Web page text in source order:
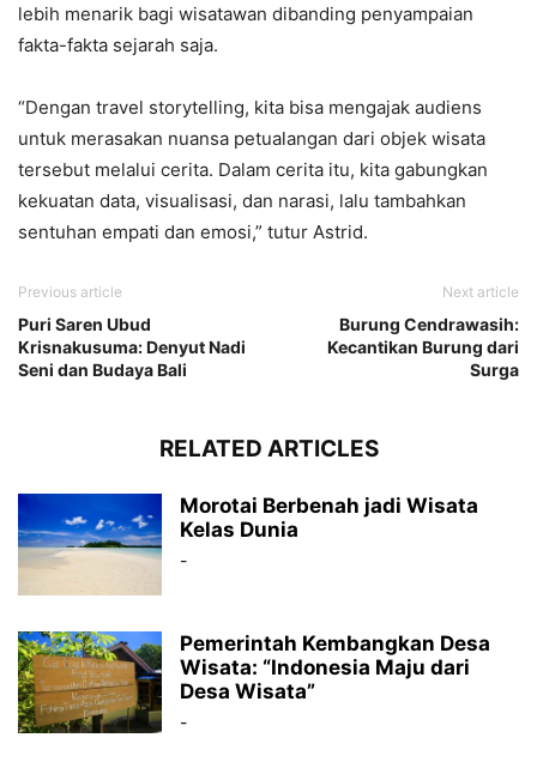
lebih menarik bagi wisatawan dibanding penyampaian
fakta-fakta sejarah saja.
“Dengan travel storytelling, kita bisa mengajak audiens
untuk merasakan nuansa petualangan dari objek wisata
tersebut melalui cerita. Dalam cerita itu, kita gabungkan
kekuatan data, visualisasi, dan narasi, lalu tambahkan
sentuhan empati dan emosi,” tutur Astrid.
Previous article
Puri Saren Ubud
Krisnakusuma: Denyut Nadi
Seni dan Budaya Bali
Next article
Burung Cendrawasih:
Kecantikan Burung dari
Surga
RELATED ARTICLES
Morotai Berbenah jadi Wisata
Kelas Dunia
-
Pemerintah Kembangkan Desa
Wisata: “Indonesia Maju dari
Desa Wisata”
-